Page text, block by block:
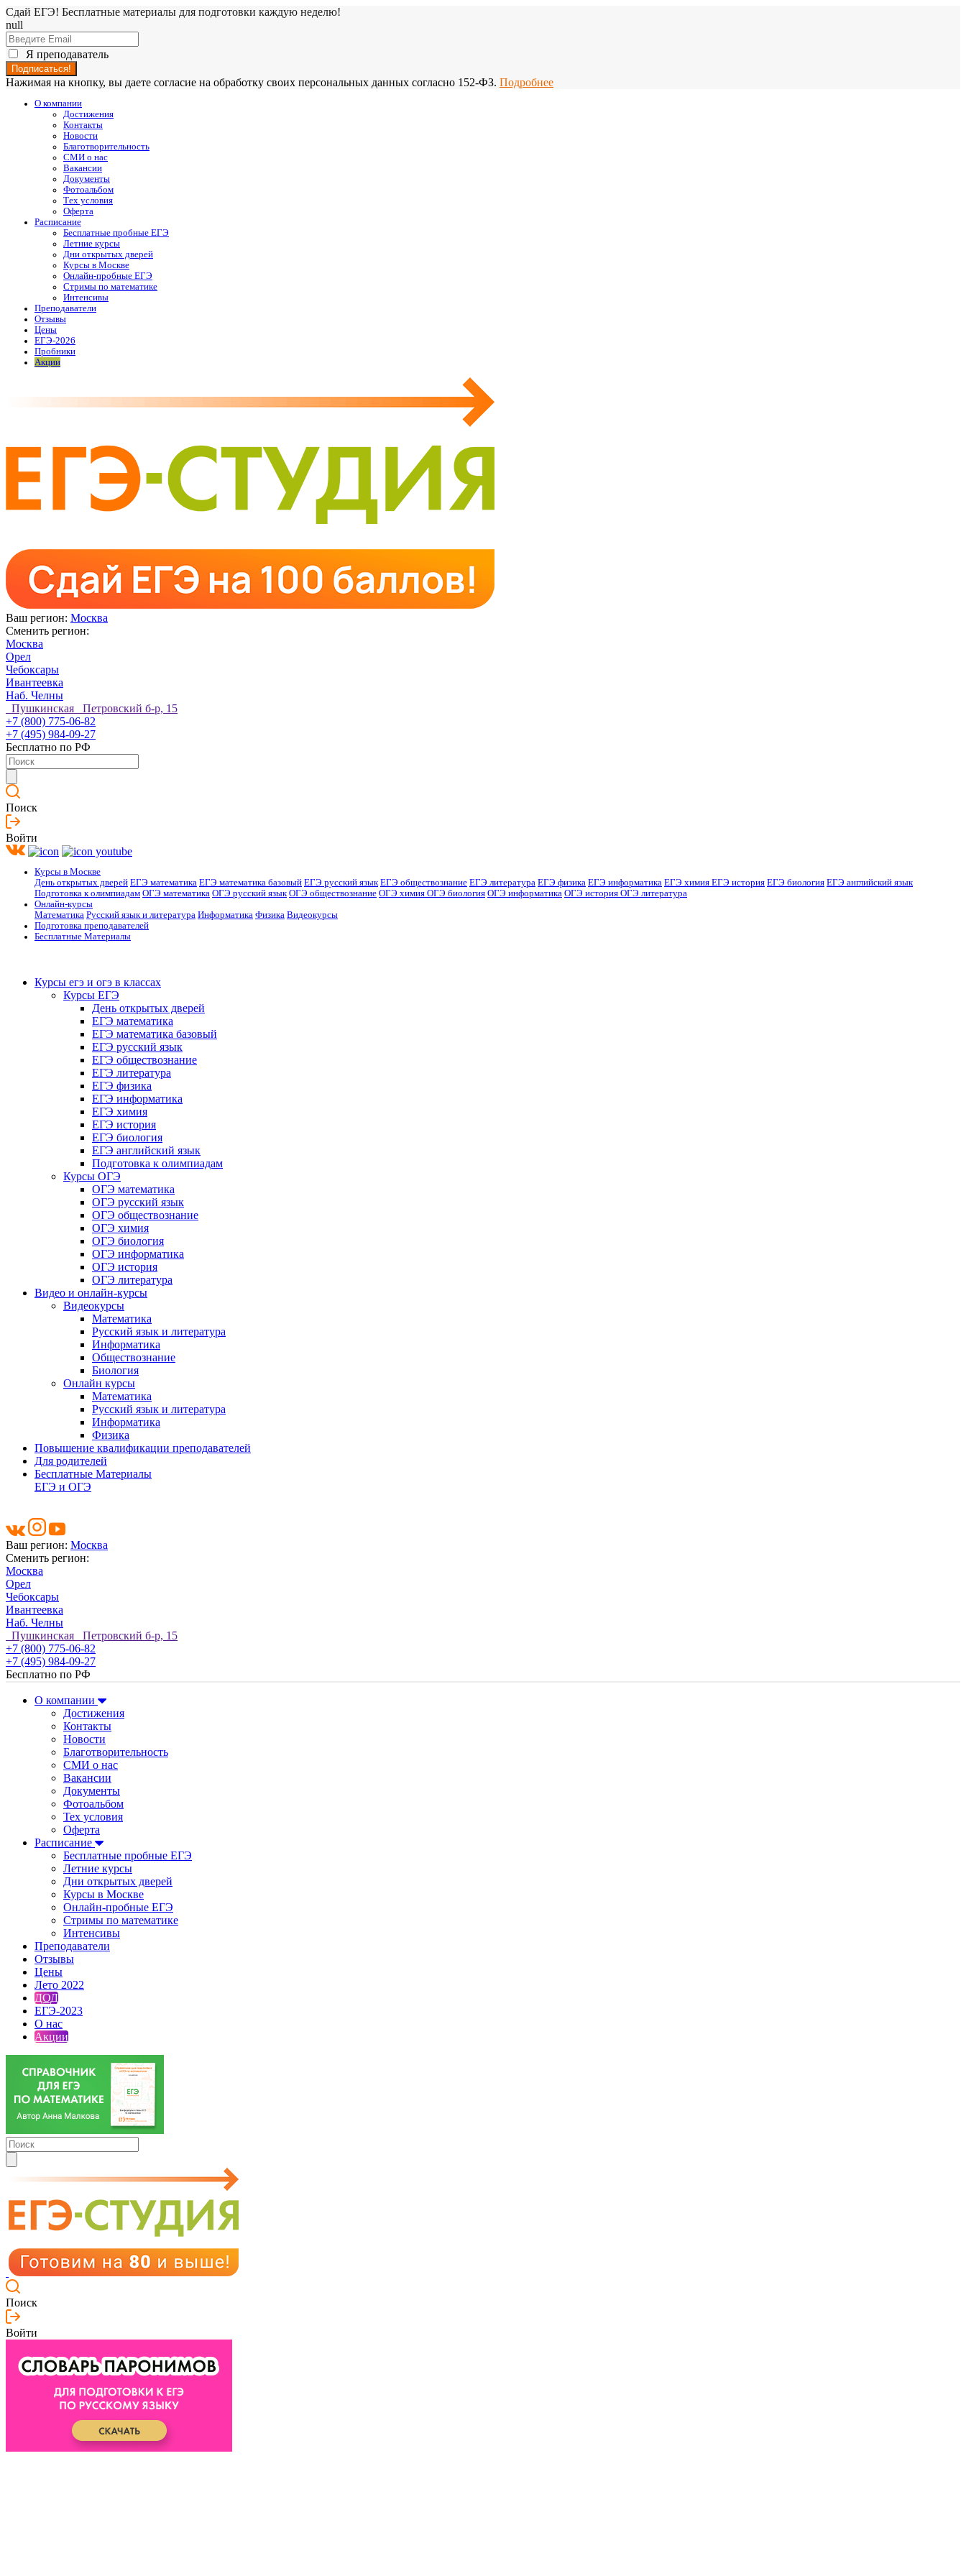
Сдай ЕГЭ! Бесплатные материалы для подготовки каждую неделю!
null
Я преподаватель
Нажимая на кнопку, вы даете согласие на обработку своих персональных данных согласно 152-ФЗ. Подробнее
О компании
Достижения
Контакты
Новости
Благотворительность
СМИ о нас
Вакансии
Документы
Фотоальбом
Тех условия
Оферта
Расписание
Бесплатные пробные ЕГЭ
Летние курсы
Дни открытых дверей
Курсы в Москве
Онлайн-пробные ЕГЭ
Стримы по математике
Интенсивы
Преподаватели
Отзывы
Цены
ЕГЭ-2026
Пробники
Акции
Ваш регион: Москва
Сменить регион:
Москва
Орел
Чебоксары
Ивантеевка
Наб. Челны
Пушкинская Петровский б-р, 15
+7 (800) 775-06-82
+7 (495) 984-09-27
Бесплатно по РФ
Поиск
Войти
Курсы в Москве
День открытых дверей ЕГЭ математика ЕГЭ математика базовый ЕГЭ русский язык ЕГЭ обществознание ЕГЭ литература ЕГЭ физика ЕГЭ информатика ЕГЭ химия ЕГЭ история ЕГЭ биология ЕГЭ английский язык
Подготовка к олимпиадам ОГЭ математика ОГЭ русский язык ОГЭ обществознание ОГЭ химия ОГЭ биология ОГЭ информатика ОГЭ история ОГЭ литература
Онлайн-курсы
Математика Русский язык и литература Информатика Физика Видеокурсы
Подготовка преподавателей
Бесплатные Материалы
Курсы егэ и огэ в классах
Курсы ЕГЭ
День открытых дверей
ЕГЭ математика
ЕГЭ математика базовый
ЕГЭ русский язык
ЕГЭ обществознание
ЕГЭ литература
ЕГЭ физика
ЕГЭ информатика
ЕГЭ химия
ЕГЭ история
ЕГЭ биология
ЕГЭ английский язык
Подготовка к олимпиадам
Курсы ОГЭ
ОГЭ математика
ОГЭ русский язык
ОГЭ обществознание
ОГЭ химия
ОГЭ биология
ОГЭ информатика
ОГЭ история
ОГЭ литература
Видео и онлайн-курсы
Видеокурсы
Математика
Русский язык и литература
Информатика
Обществознание
Биология
Онлайн курсы
Математика
Русский язык и литература
Информатика
Физика
Повышение квалификации преподавателей
Для родителей
Бесплатные Материалы
ЕГЭ и ОГЭ
Ваш регион: Москва
Сменить регион:
Москва
Орел
Чебоксары
Ивантеевка
Наб. Челны
Пушкинская Петровский б-р, 15
+7 (800) 775-06-82
+7 (495) 984-09-27
Бесплатно по РФ
О компании
Достижения
Контакты
Новости
Благотворительность
СМИ о нас
Вакансии
Документы
Фотоальбом
Тех условия
Оферта
Расписание
Бесплатные пробные ЕГЭ
Летние курсы
Дни открытых дверей
Курсы в Москве
Онлайн-пробные ЕГЭ
Стримы по математике
Интенсивы
Преподаватели
Отзывы
Цены
Лето 2022
ДОД
ЕГЭ-2023
О нас
Акции
Поиск
Войти